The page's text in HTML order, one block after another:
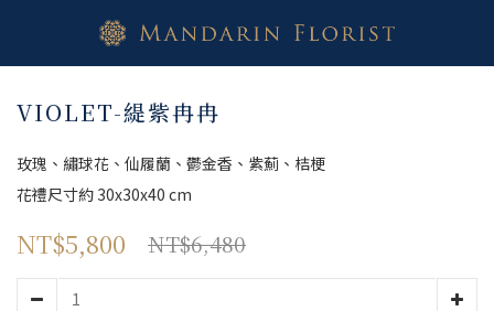
VIOLET-緹紫冉冉
玫瑰、繡球花、仙履蘭、鬱金香、紫薊、桔梗
花禮尺寸約 30x30x40 cm
NT$5,800 NT$6,480